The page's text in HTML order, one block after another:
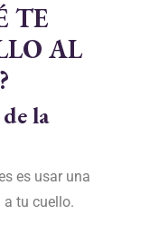
TE
AL
la
es usar una
tu cuello.